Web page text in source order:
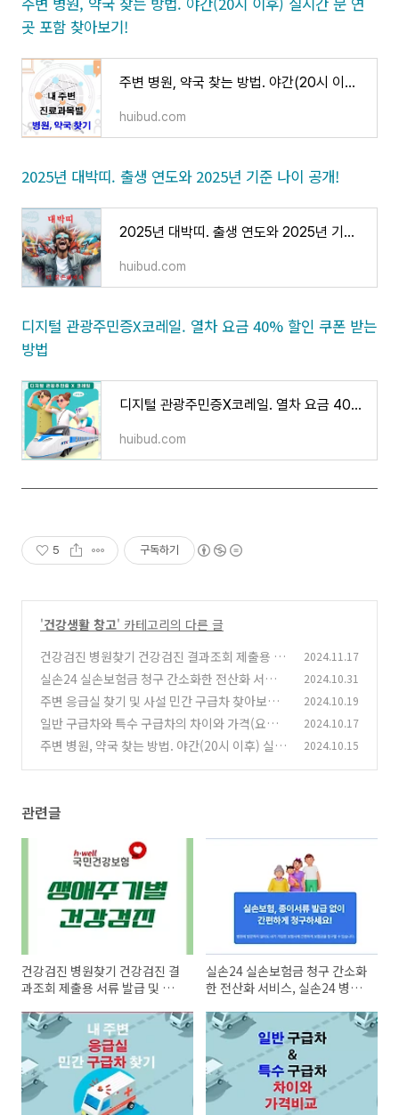
곳 포함 찾아보기!
주변 병원, 약국 찾는 방법. 야간(20시 이후) 실시간 문 연 곳 포함 찾아보기!
huibud.com
2025년 대박띠. 출생 연도와 2025년 기준 나이 공개!
2025년 대박띠. 출생 연도와 2025년 기준 나이 공개!
huibud.com
디지털 관광주민증X코레일. 열차 요금 40% 할인 쿠폰 받는
방법
디지털 관광주민증X코레일. 열차 요금 40% 할인 쿠폰 받는 방법
huibud.com
5 구독하기
'건강생활 창고' 카테고리의 다른 글
건강검진 병원찾기 건강검진 결과조회 제출용 서
류 발급 및 금식시간
(0)
2024.11.17
실손24 실손보험금 청구 간소화한 전산화 서비
스, 실손24 병원과 청구절차
(0)
2024.10.31
주변 응급실 찾기 및 사설 민간 구급차 찾아보기
(1)
2024.10.19
일반 구급차와 특수 구급차의 차이와 가격(요금)
비교
(0)
2024.10.17
주변 병원, 약국 찾는 방법. 야간(20시 이후) 실시
2024.10.15
관련글
건강검진 병원찾기 건강검진 결
과조회 제출용 서류 발급 및 금
실손24 실손보험금 청구 간소화
한 전산화 서비스, 실손24 병원